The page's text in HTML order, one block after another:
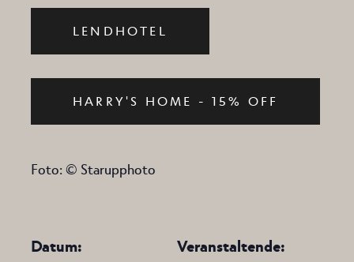
LENDHOTEL
HARRY'S HOME - 15% OFF
Foto: © Starupphoto
Datum:
Veranstaltende: